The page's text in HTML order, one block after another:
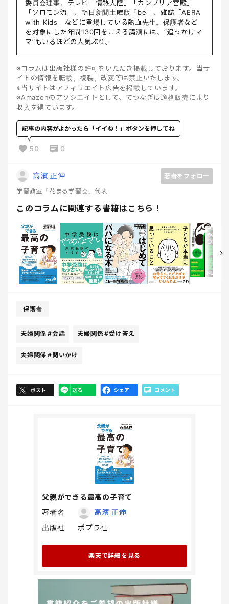
委員会理事。テレビ「情熱大陸」「カンブリア宮殿」
「ソロモン流」、朝日新聞土曜版「be」、雑誌「AERA
with Kids」などに登場している熱血先生。保護者など
を対象にした年間130回をこえる講演には、“追っかけマ
マ”もいるほどの人気ぶり。
※コラムは出版社様の許可をいただき掲載しております。当サ
イトの情報を転載、複製、改変等は禁止いたします。
※当サイトはアフィリエイト広告を掲載しています。
※Amazonのアソシエイトとして、てつなぎは適格販売により
収入を得ています。
記事の内容がよかったら「イイね！」ボタンを押してね
50 0
高濱 正伸
著者をフォロー
学習教室「花まる学習会」代表
このコラムに関連する書籍はこちら！
保護者
夫婦関係 #会話 夫婦関係#受け答え
夫婦関係 #問いかけ
父親ができる最高の子育て
著者名
高濱 正伸
出版社
ポプラ社
楽天で詳細を見る